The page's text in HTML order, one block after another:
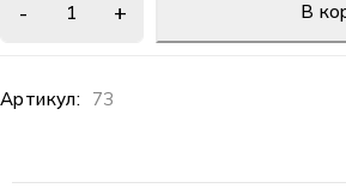
В
Артикул: 73